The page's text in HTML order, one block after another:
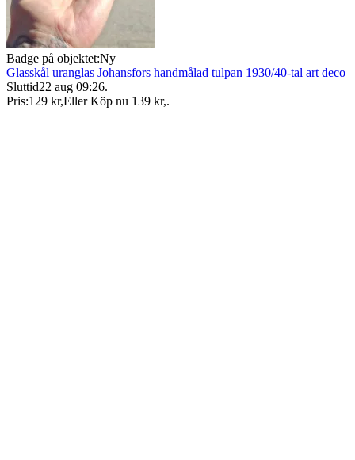
Badge på objektet:Ny
Glasskål uranglas Johansfors handmålad tulpan 1930/40-tal art deco
Sluttid22 aug 09:26.
Pris:129 kr,Eller Köp nu 139 kr,.